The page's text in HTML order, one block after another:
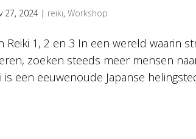
27, 2024 | reiki,Workshop
Reiki 1, 2 en 3 In een wereld waarin
zoeken steeds meer mensen
is een eeuwenoude Japanse